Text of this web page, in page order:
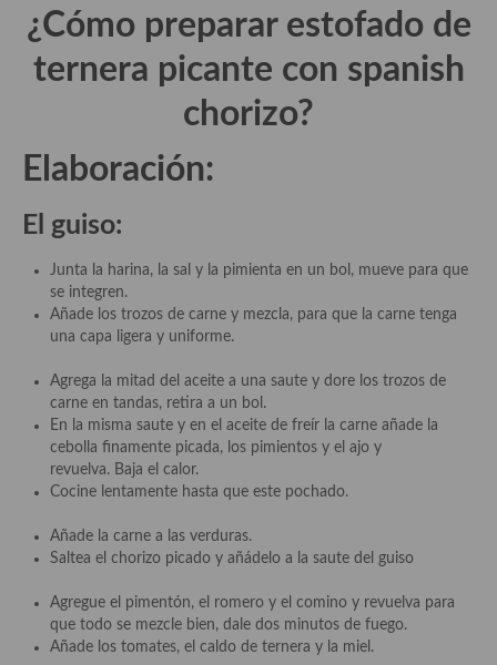
Cocina de Hawái
Cocina de Madagascar
Cocina Sudafrinaca
Cocina del Congo
Cocina Yoshoku
Cocina callejera
Cocina fusión
Cocinas de España
Cocina Andaluza
Cocina Asturiana
Cocina Balear
Cocina Canaria
¿Cómo preparar estofado de
ternera picante con spanish
chorizo?
Elaboración:
El guiso:
Junta la harina, la sal y la pimienta en un bol, mueve para que
se integren.
Añade los trozos de carne y mezcla, para que la carne tenga
una capa ligera y uniforme.
Agrega la mitad del aceite a una saute y dore los trozos de
carne en tandas, retira a un bol.
En la misma saute y en el aceite de freír la carne añade la
cebolla finamente picada, los pimientos y el ajo y
revuelva. Baja el calor.
Cocine lentamente hasta que este pochado.
Añade la carne a las verduras.
Saltea el chorizo picado y añádelo a la saute del guiso
Agregue el pimentón, el romero y el comino y revuelva para
que todo se mezcle bien, dale dos minutos de fuego.
Añade los tomates, el caldo de ternera y la miel.